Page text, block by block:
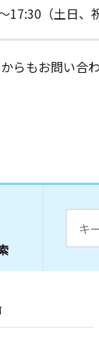
17:30（土日、
らもお問い合わ